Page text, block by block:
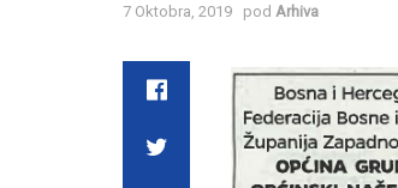
7 Oktobra, 2019 pod Arhiva